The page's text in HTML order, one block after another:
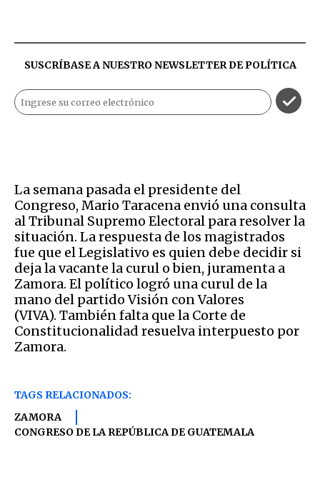
SUSCRÍBASE A NUESTRO NEWSLETTER DEPOLÍTICA
La semana pasada el presidente del
Congreso, Mario Taracena envió una consulta
al Tribunal Supremo Electoral para resolver la
situación. La respuesta de los magistrados
fue que el Legislativo es quien debe decidir si
deja la vacante la curul o bien, juramenta a
Zamora. El político logró una curul de la
mano del partido Visión con Valores
(VIVA). También falta que la Corte de
Constitucionalidad resuelva interpuesto por
Zamora.
TAGS RELACIONADOS:
ZAMORA
CONGRESO DE LA REPÚBLICA DE GUATEMALA